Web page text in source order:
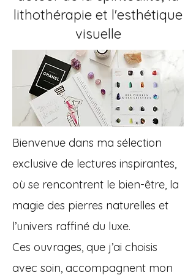
lithothérapie et l'esthétique
visuelle
Bienvenue dans ma sélection
exclusive de lectures inspirantes,
où se rencontrent le bien-être, la
magie des pierres naturelles et
l’univers raffiné du luxe.
Ces ouvrages, que j’ai choisis
avec soin, accompagnent mon